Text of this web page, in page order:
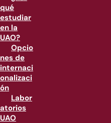
qué
estudiar
en la
UAO?
Opcio
nes de
internaci
onalizaci
ón
Labor
atorios
UAO